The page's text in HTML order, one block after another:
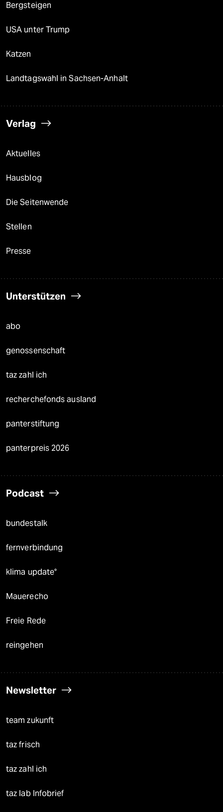
Bergsteigen
USA unter Trump
Katzen
Landtagswahl in Sachsen-Anhalt
Verlag
Aktuelles
Hausblog
Die Seitenwende
Stellen
Presse
Unterstützen
abo
genossenschaft
taz zahl ich
recherchefonds ausland
panterstiftung
panterpreis 2026
Podcast
bundestalk
fernverbindung
klima update°
Mauerecho
Freie Rede
reingehen
Newsletter
team zukunft
taz frisch
taz zahl ich
taz lab Infobrief